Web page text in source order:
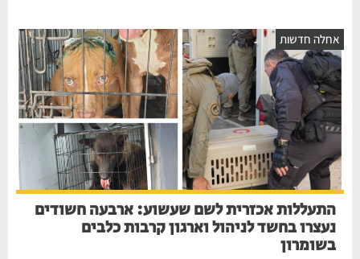
חדשות
התעללות אכזרית לשם שעשוע: ארבעה חשודים
נעצרו בחשד לניהול וארגון קרבות כלבים
בשומרון